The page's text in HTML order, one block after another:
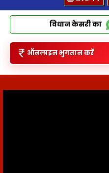
विधान केसरी का
ऑनलाइन भुगतान करें